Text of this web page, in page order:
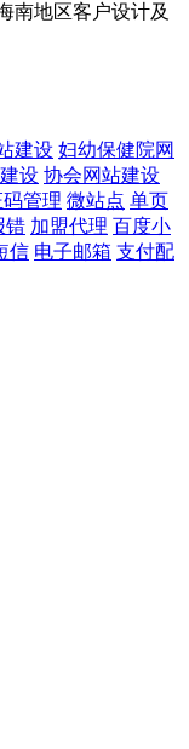
南地区客户设计及
建设 妇幼保健院网
设 协会网站建设
管理 微站点 单页
错 加盟代理 百度小
信 电子邮箱 支付配